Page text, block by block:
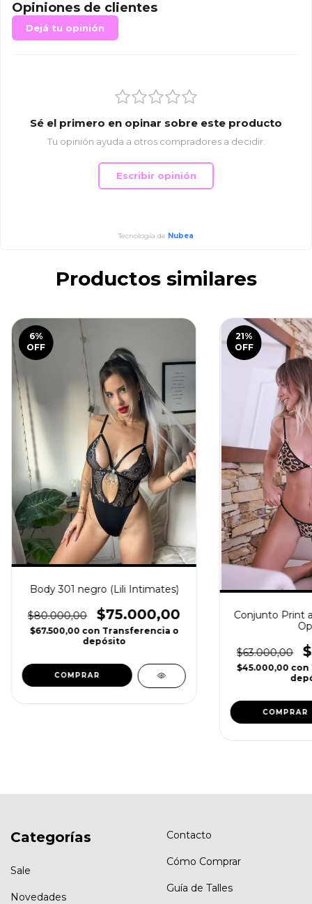
Opiniones de clientes
Dejá tu opinión
Sé el primero en opinar sobre este producto
Tu opinión ayuda a otros compradores a decidir.
Escribir opinión
Tecnología de Nubea
Productos similares
6%
OFF
Body 301 negro (Lili Intimates)
$80.000,00 $75.000,00
$67.500,00 con Transferencia o
depósito
COMPRAR
21%
OFF
Conjunto Print
$63.000,00
$45.000,00 con
Categorías
Sale
Novedades
Contacto
Cómo Comprar
Guía de Talles